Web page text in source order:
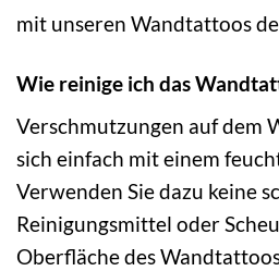
mit unseren Wandtattoos
Wie reinige ich das
Verschmutzungen auf dem
sich einfach mit einem
Verwenden Sie dazu keine
Reinigungsmittel oder
Oberfläche des